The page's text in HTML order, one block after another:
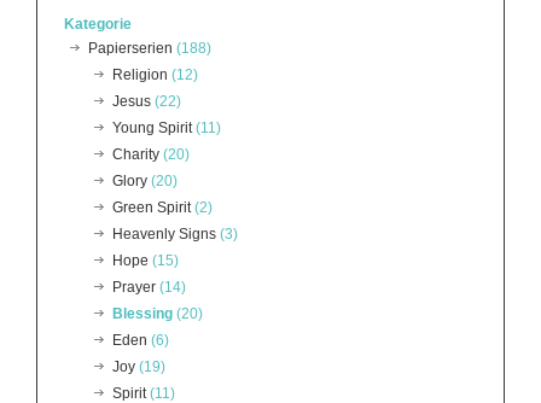
Kategorie
Papierserien (188)
Religion (12)
Jesus (22)
Young Spirit(11)
Charity (20)
Glory (20)
Green Spirit(2)
Heavenly Signs (3)
Hope (15)
Prayer (14)
Blessing (20)
Eden (6)
Joy (19)
Spirit(11)